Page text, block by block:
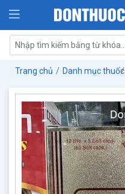
Trang chủ Danh mục thuốc